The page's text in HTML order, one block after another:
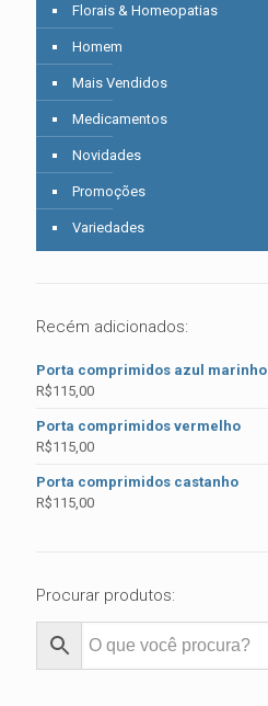
Florais & Homeopatias
Homem
Mais Vendidos
Medicamentos
Novidades
Promoções
Variedades
Recém adicionados:
Porta comprimidos azul marinho
R$115,00
Porta comprimidos vermelho
R$115,00
Porta comprimidos castanho
R$115,00
Procurar produtos: